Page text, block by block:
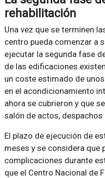
rehabilitación
Una vez que se terminen
centro pueda comenzar a
ejecutar la segunda fase
de las edificaciones
un coste estimado de
en el acondicionamiento
ahora se cubrieron y que
salón de actos,
El plazo de ejecución de
meses y se considera que
complicaciones durante
que el Centro Nacional de